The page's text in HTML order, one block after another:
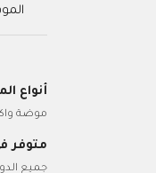
أنواع
موضة
متوفر
جميع